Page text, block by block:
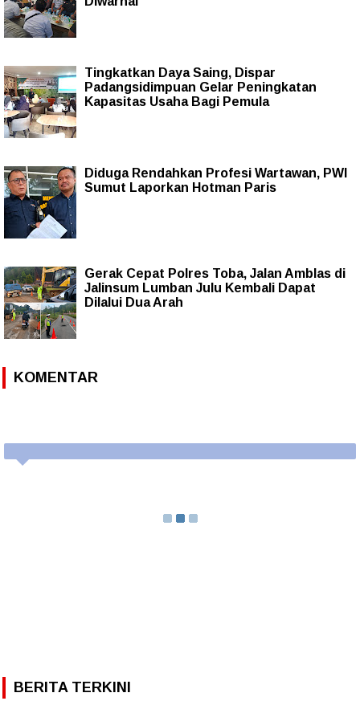
Tingkatkan Daya Saing, Dispar
Padangsidimpuan Gelar Peningkatan
Kapasitas Usaha Bagi Pemula
Diduga Rendahkan Profesi Wartawan, PWI
Sumut Laporkan Hotman Paris
Gerak Cepat Polres Toba, Jalan Amblas di
Jalinsum Lumban Julu Kembali Dapat
Dilalui Dua Arah
KOMENTAR
BERITA TERKINI